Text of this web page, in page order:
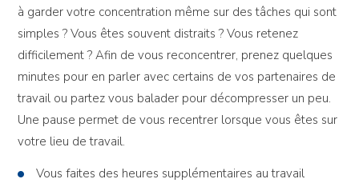
à garder votre concentration même sur des tâches qui sont
simples ? Vous êtes souvent distraits ? Vous retenez
difficilement ? Afin de vous reconcentrer, prenez quelques
minutes pour en parler avec certains de vos partenaires de
travail ou partez vous balader pour décompresser un peu.
Une pause permet de vous recentrer lorsque vous êtes sur
votre lieu de travail.
Vous faites des heures supplémentaires au travail